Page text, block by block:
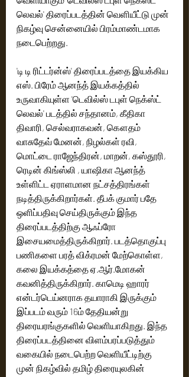
லெவல்' திரைப்படத்தின் வெளியீட்டு முன்
நிகழ்வு சென்னையில் பிரம்மாண்டமாக
நடைபெற்றது.
'டி டி ரிட்டர்ன்ஸ்' திரைப்படத்தை இயக்கிய
எஸ். பிரேம் ஆனந்த் இயக்கத்தில்
உருவாகியுள்ள 'டெவில்ஸ் டபுள் நெக்ஸ்ட்
லெவல்' படத்தில் சந்தானம், கீதிகா
திவாரி, செல்வராகவன், கௌதம்
வாசுதேவ் மேனன், நிழல்கள் ரவி,
மொட்டை ராஜேந்திரன், மாறன், கஸ்தூரி,
ரெடின் கிங்ஸ்லி , யாஷிகா ஆனந்த்
உள்ளிட்ட ஏராளமான நட்சத்திரங்கள்
நடித்திருக்கிறார்கள். தீபக் குமார் பதே
ஒளிப்பதிவு செய்திருக்கும் இந்த
திரைப்படத்திற்கு ஆஃப்ரோ
இசையமைத்திருக்கிறார். படத்தொகுப்பு
பணிகளை பரத் விக்ரமன் மேற்கொள்ள,
கலை இயக்கத்தை ஏ.ஆர்.மோகன்
கவனித்திருக்கிறார். காமெடி ஹாரர்
என்டர்டெய்னராக தயாராகி இருக்கும்
இப்படம் வரும் 16ம் தேதியன்று
திரையரங்குகளில் வெளியாகிறது. இந்த
திரைப்படத்தினை விளம்பரப்படுத்தும்
வகையில் நடைபெற்ற வெளியீட்டிற்கு
முன் நிகழ்வில் தமிழ் திரையுலகின்